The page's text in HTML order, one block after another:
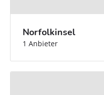
Norfolkinsel
1 Anbieter